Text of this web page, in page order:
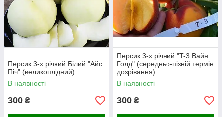
Персик 3-х річний Білий "Айс
Піч" (великоплідний)
В наявності
300 ₴
Персик 3-х річний "T-3 Вайн
Голд" (середньо-пізній термін
дозрівання)
В наявності
300 ₴